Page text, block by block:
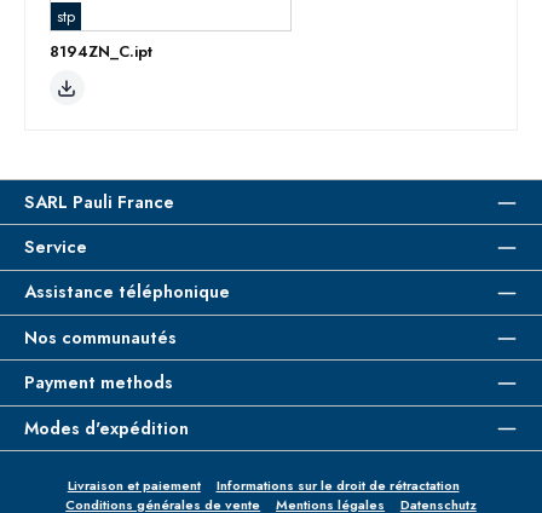
stp
8194ZN_C.ipt
SARL Pauli France
Service
Assistance téléphonique
Nos communautés
Payment methods
Modes d'expédition
Livraison et paiement
Informations sur le droit de rétractation
Conditions générales de vente
Mentions légales Datenschutz